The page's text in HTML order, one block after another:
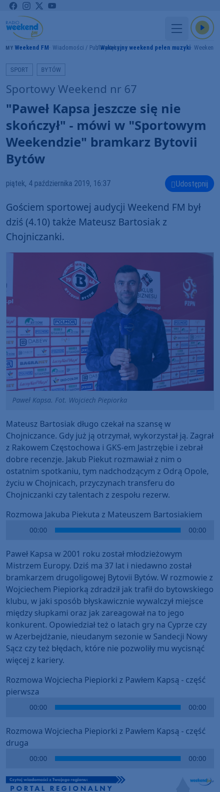
Weekend FM Wiadomości / PublicystykaWakacyjny weekend pełen muzyki Weekend
SPORT BYTÓW
Sportowy Weekend nr 67
"Paweł Kapsa jeszcze się nie
skończył" - mówi w "Sportowym
Weekendzie" bramkarz Bytovii
Bytów
piątek, 4 października 2019, 16:37 Udostępnij
Gościem sportowej audycji Weekend FM był
dziś (4.10) także Mateusz Bartosiak z
Chojniczanki.
Paweł Kapsa. Fot. Wojciech Piepiorka
Mateusz Bartosiak długo czekał na szansę w
Chojniczance. Gdy już ją otrzymał, wykorzystał ją. Zagrał
z Rakowem Częstochowa i GKS-em Jastrzębie i zebrał
dobre recenzje. Jakub Piekut rozmawiał z nim o
ostatnim spotkaniu, tym nadchodzącym z Odrą Opole,
życiu w Chojnicach, przyczynach transferu do
Chojniczanki czy talentach z zespołu rezerw.
Rozmowa Jakuba Piekuta z Mateuszem Bartosiakiem
00:00 00:00
Paweł Kapsa w 2001 roku został młodzieżowym
Mistrzem Europy. Dziś ma 37 lat i niedawno został
bramkarzem drugoligowej Bytovii Bytów. W rozmowie z
Wojciechem Piepiorką zdradził jak trafił do bytowskiego
klubu, w jaki sposób błyskawicznie wywalczył miejsce
między słupkami oraz jak zareagował na to jego
konkurent. Opowiedział też o latach gry na Cyprze czy
w Azerbejdżanie, nieudanym sezonie w Sandecji Nowy
Sącz czy też błędach, które nie pozwoliły mu wycisnąć
więcej z kariery.
Rozmowa Wojciecha Piepiorki z Pawłem Kapsą - część
pierwsza
00:00 00:00
Rozmowa Wojciecha Piepiorki z Pawłem Kapsą - część
druga
00:00 00:00